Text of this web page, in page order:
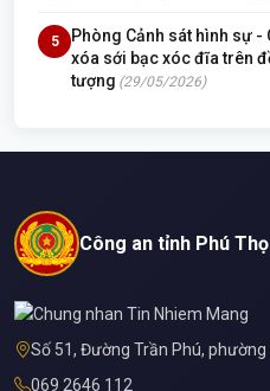
5
Phòng Cảnh sát hình sự -
xóa sới bạc xóc đĩa trên
tượng (29/05/2026)
Công an tỉnh Phú Thọ
Số 51, Đường Trần Phú,
069 2646 112